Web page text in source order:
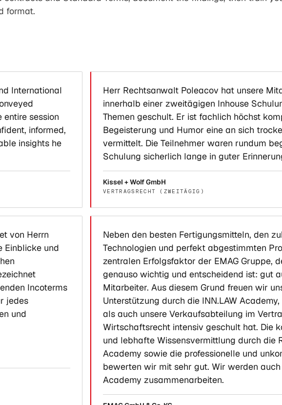
format.
International
session
informed,
insights he
Herr Rechtsanwalt Poleacov hat unsere
innerhalb einer zweitägigen Inhouse
Themen geschult. Er ist fachlich höchst
Begeisterung und Humor eine an sich
vermittelt. Die Teilnehmer waren rundum
Schulung sicherlich lange in guter
Kissel + Wolf GmbH
VERTRAGSRECHT (ZWEITÄGIG)
von Herrn
Einblicke und
Incoterms
jedes
und
Neben den besten Fertigungsmitteln, den
Technologien und perfekt abgestimmten
zentralen Erfolgsfaktor der EMAG Gruppe,
genauso wichtig und entscheidend ist: gut
Mitarbeiter. Aus diesem Grund freuen wir
Unterstützung durch die INN.LAW
als auch unsere Verkaufsabteilung im
Wirtschaftsrecht intensiv geschult hat. Die
und lebhafte Wissensvermittlung durch die
Academy sowie die professionelle und
bewerten wir mit sehr gut. Wir werden
Academy zusammenarbeiten.